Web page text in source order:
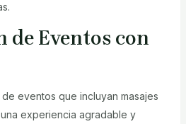
Eventos con
eventos que incluyan masajes
experiencia agradable y